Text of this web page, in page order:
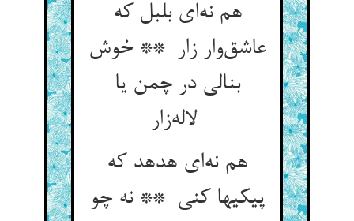
هم نه‌ای بلبل که
عاشق‌وار زار ** خوش
بنالی در چمن یا
لاله‌زار
هم نه‌ای هدهد که
پیکیها کنی ** نه چو